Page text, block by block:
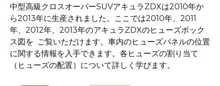
中型高級クロスオーバーSUVアキュラZDXは2010年か
ら2013年に生産されました。ここでは2010年、2011
年、2012年、2013年のアキュラZDXのヒューズボック
ス図を ご覧いただけます。車内のヒューズパネルの位置
に関する情報を入手できます。各ヒューズの割り当て
（ヒューズの配置）について詳しく学びます。